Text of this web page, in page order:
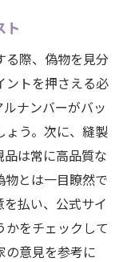
ト
る際、偽物を見分
ントを押さえる必
ナンバーがバッ
ょう。次に、縫製
は常に高品質な
とは一目瞭然で
払い、公式サイ
かをチェックして
の意見を参考に